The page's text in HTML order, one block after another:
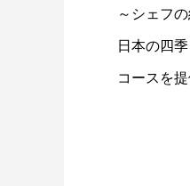
～シェフ
日本の四
コースを